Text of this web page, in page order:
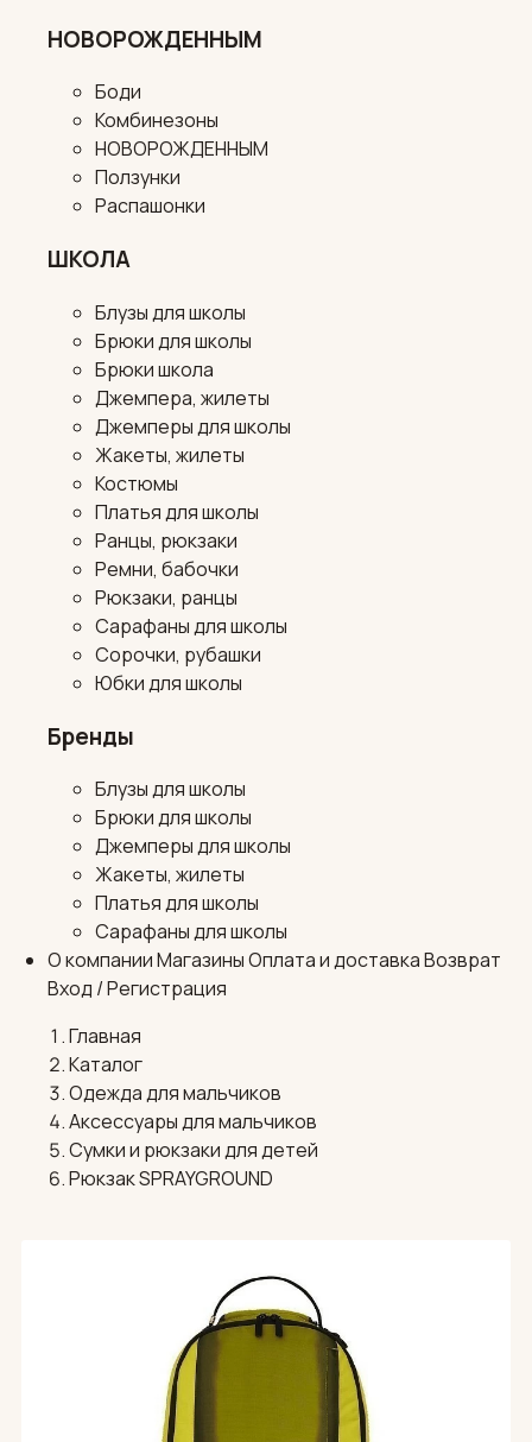
НОВОРОЖДЕННЫМ
Боди
Комбинезоны
НОВОРОЖДЕННЫМ
Ползунки
Распашонки
ШКОЛА
Блузы для школы
Брюки для школы
Брюки школа
Джемпера, жилеты
Джемперы для школы
Жакеты, жилеты
Костюмы
Платья для школы
Ранцы, рюкзаки
Ремни, бабочки
Рюкзаки, ранцы
Сарафаны для школы
Сорочки, рубашки
Юбки для школы
Бренды
Блузы для школы
Брюки для школы
Джемперы для школы
Жакеты, жилеты
Платья для школы
Сарафаны для школы
О компанииМагазиныОплата и доставкаВозврат
Вход / Регистрация
Главная
Каталог
Одежда для мальчиков
Аксессуары для мальчиков
Сумки и рюкзаки для детей
Рюкзак SPRAYGROUND